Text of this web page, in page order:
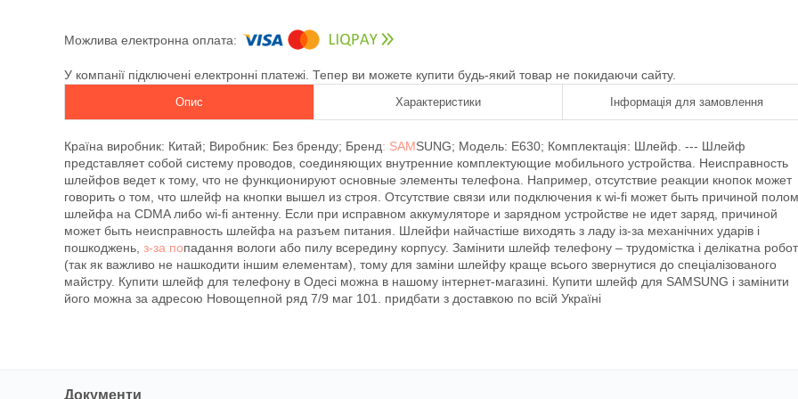
У компанії підключені електронні платежі. Тепер ви можете купити будь-який товар не покидаючи сайту.
Опис Характеристики Інформація для замовлення
Країна виробник: Китай; Виробник: Без бренду; Бренд: SAMSUNG; Модель: E630; Комплектація: Шлейф. --- Шлейф
представляет собой систему проводов, соединяющих внутренние комплектующие мобильного устройства. Неисправность
шлейфов ведет к тому, что не функционируют основные элементы телефона. Например, отсутствие реакции кнопок может
говорить о том, что шлейф на кнопки вышел из строя. Отсутствие связи или подключения к wi-fi может быть причиной
шлейфа на CDMA либо wi-fi антенну. Если при исправном аккумуляторе и зарядном устройстве не идет заряд, причиной
может быть неисправность шлейфа на разъем питания. Шлейфи найчастіше виходять з ладу із-за механічних ударів і
пошкоджень, з-за попадання вологи або пилу всередину корпусу. Замінити шлейф телефону – трудомістка і делікатна
(так як важливо не нашкодити іншим елементам), тому для заміни шлейфу краще всього звернутися до спеціалізованого
майстру. Купити шлейф для телефону в Одесі можна в нашому інтернет-магазині. Купити шлейф для SAMSUNG і замінити
його можна за адресою Новощепной ряд 7/9 маг 101. придбати з доставкою по всій Україні
Документи